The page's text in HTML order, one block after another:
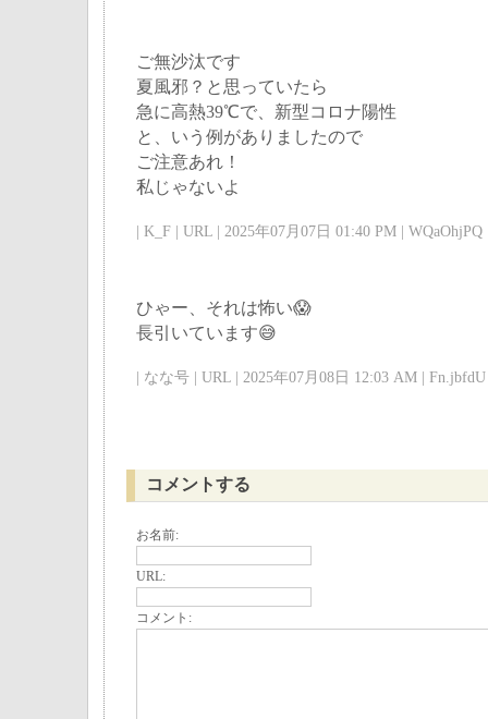
ご無沙汰です
夏風邪？と思っていたら
急に高熱39℃で、新型コロナ陽性
と、いう例がありましたので
ご注意あれ！
私じゃないよ
| K_F | URL | 2025年07月07日 01:40 PM | WQaOhjPQ
ひゃー、それは怖い😱
長引いています😅
| なな号 | URL | 2025年07月08日 12:03 AM |
コメントする
お名前:
URL:
コメント: